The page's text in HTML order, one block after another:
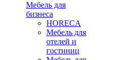
Мебель для
бизнеса
HORECA
Мебель для
отелей и
гостиниц